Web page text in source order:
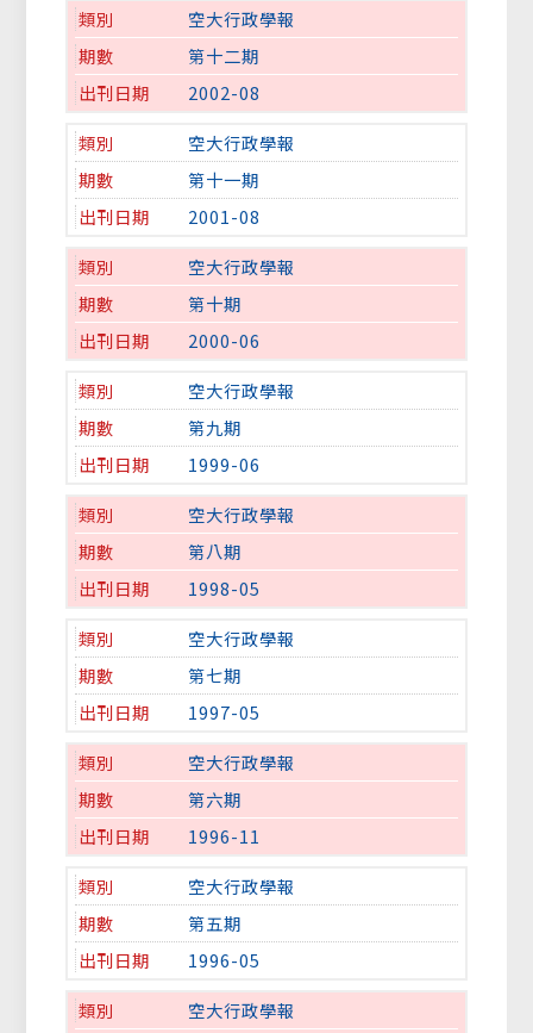
空大行政學報
第十二期
2002-08
空大行政學報
第十一期
2001-08
空大行政學報
第十期
2000-06
空大行政學報
第九期
1999-06
空大行政學報
第八期
1998-05
空大行政學報
第七期
1997-05
空大行政學報
第六期
1996-11
空大行政學報
第五期
1996-05
空大行政學報